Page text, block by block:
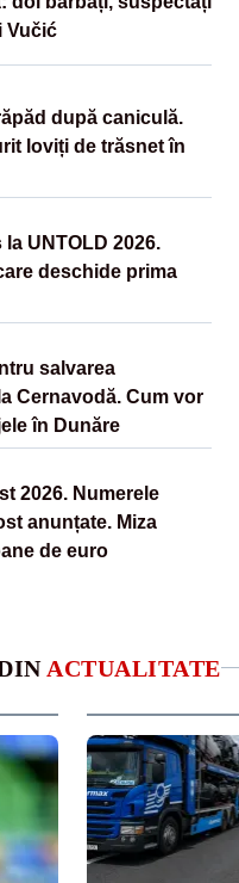
Vučić
după caniculă.
loviți de trăsnet în
UNTOLD 2026.
deschide prima
salvarea
Cernavodă. Cum vor
în Dunăre
2026. Numerele
anunțate. Miza
de euro
ACTUALITATE